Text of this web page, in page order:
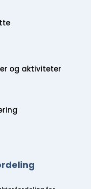
og aktiviteter